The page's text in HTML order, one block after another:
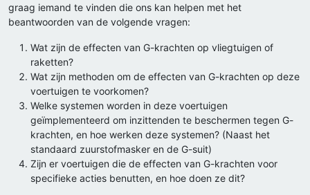
graag iemand te vinden die ons kan helpen met het
beantwoorden van de volgende vragen:
Wat zijn de effecten van G-krachten op vliegtuigen of
raketten?
Wat zijn methoden om de effecten van G-krachten op deze
voertuigen te voorkomen?
Welke systemen worden in deze voertuigen
geïmplementeerd om inzittenden te beschermen tegen G-
krachten, en hoe werken deze systemen? (Naast het
standaard zuurstofmasker en de G-suit)
Zijn er voertuigen die de effecten van G-krachten voor
specifieke acties benutten, en hoe doen ze dit?